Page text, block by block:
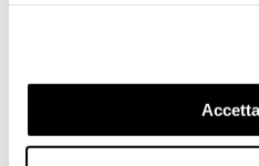
Cookie di profilazione/
previo tuo consenso, per
navigazione e mostrarti
linea con le tue preferenze.